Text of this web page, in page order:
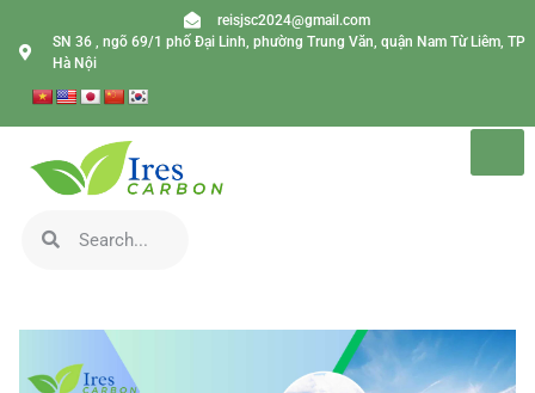
reisjsc2024@gmail.com
SN 36 , ngõ 69/1 phố Đại Linh, phường Trung Văn, quận Nam Từ Liêm, TP
Hà Nội